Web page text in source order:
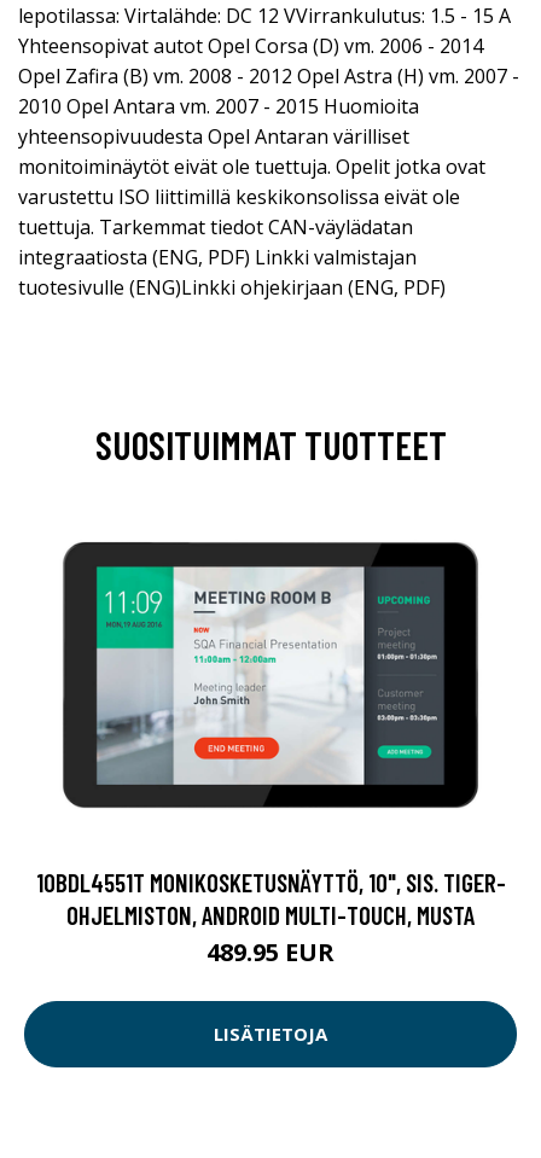
lepotilassa: Virtalähde: DC 12 VVirrankulutus: 1.5 - 15 A
Yhteensopivat autot Opel Corsa (D) vm. 2006 - 2014
Opel Zafira (B) vm. 2008 - 2012 Opel Astra (H) vm. 2007 -
2010 Opel Antara vm. 2007 - 2015 Huomioita
yhteensopivuudesta Opel Antaran värilliset
monitoiminäytöt eivät ole tuettuja. Opelit jotka ovat
varustettu ISO liittimillä keskikonsolissa eivät ole
tuettuja. Tarkemmat tiedot CAN-väylädatan
integraatiosta (ENG, PDF) Linkki valmistajan
tuotesivulle (ENG)Linkki ohjekirjaan (ENG, PDF)
SUOSITUIMMAT TUOTTEET
10BDL4551T MONIKOSKETUSNÄYTTÖ, 10", SIS. TIGER-
OHJELMISTON, ANDROID MULTI-TOUCH, MUSTA
489.95 EUR
LISÄTIETOJA